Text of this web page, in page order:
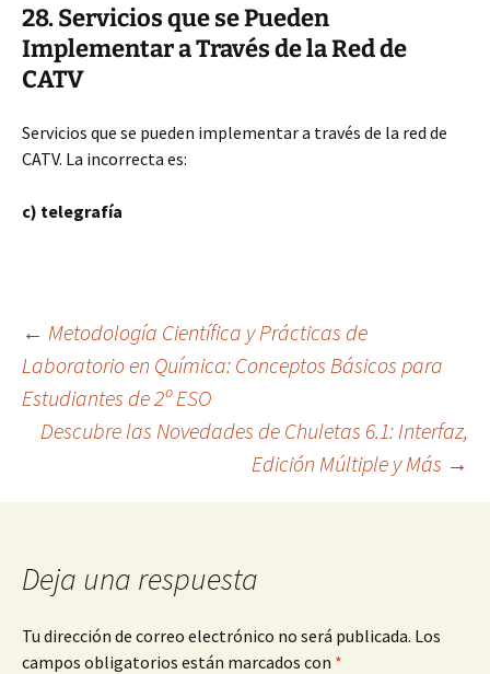
28. Servicios que se Pueden
Implementar a Través de la Red de
CATV
Servicios que se pueden implementar a través de la red de
CATV. La incorrecta es:
c) telegrafía
Navegación
de
entradas
← Metodología Científica y Prácticas de
Laboratorio en Química: Conceptos Básicos para
Estudiantes de 2º ESO
Descubre las Novedades de Chuletas 6.1: Interfaz,
Edición Múltiple y Más →
Deja una respuesta
Tu dirección de correo electrónico no será publicada. Los
campos obligatorios están marcados con *